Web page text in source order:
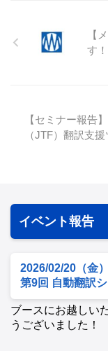
【
す
【セミナー報告
（JTF）翻訳支
イベント報告
2026/02/20（金）
第9回 自動翻訳
ブースにお越しい
うございました！